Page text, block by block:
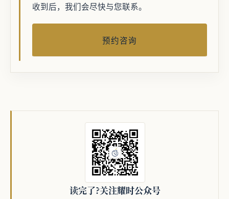
收到后，我们会尽快与您联系。
预约咨询
读完了?关注耀时公众号